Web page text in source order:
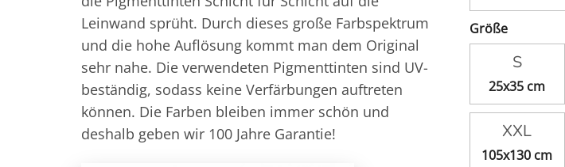
Leinwand sprüht. Durch dieses große Farbspektrum
und die hohe Auflösung kommt man dem Original
sehr nahe. Die verwendeten Pigmenttinten sind UV-
beständig, sodass keine Verfärbungen auftreten
können. Die Farben bleiben immer schön und
deshalb geben wir 100 Jahre Garantie!
Größe
S
25x35 cm
XXL
105x130 cm